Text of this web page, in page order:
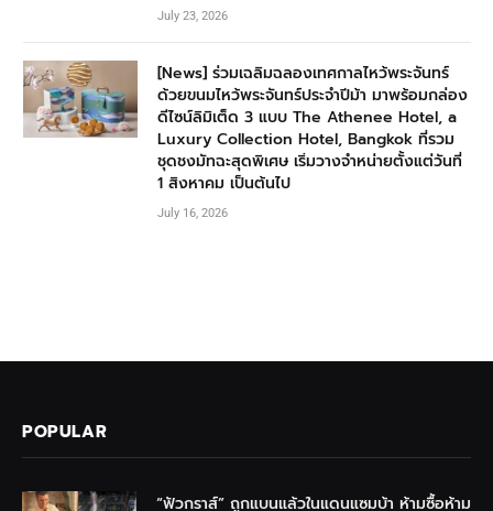
July 23, 2026
[News] ร่วมเฉลิมฉลองเทศกาลไหว้พระจันทร์
ด้วยขนมไหว้พระจันทร์ประจำปีม้า มาพร้อมกล่อง
ดีไซน์ลิมิเต็ด 3 แบบ The Athenee Hotel, a
Luxury Collection Hotel, Bangkok ที่รวม
ชุดชงมัทฉะสุดพิเศษ เริ่มวางจำหน่ายตั้งแต่วันที่
1 สิงหาคม เป็นต้นไป
July 16, 2026
POPULAR
“ฟัวกราส์” ถูกแบนแล้วในแดนแซมบ้า ห้ามซื้อห้าม